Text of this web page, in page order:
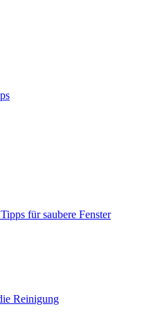
für saubere Fenster
Reinigung